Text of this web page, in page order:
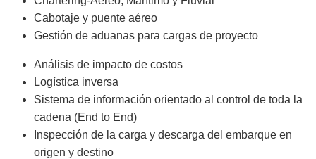
Cabotaje y puente aéreo
Gestión de aduanas para cargas de proyecto
Análisis de impacto de costos
Logística inversa
Sistema de información orientado al control de toda la
cadena (End to End)
Inspección de la carga y descarga del embarque en
origen y destino